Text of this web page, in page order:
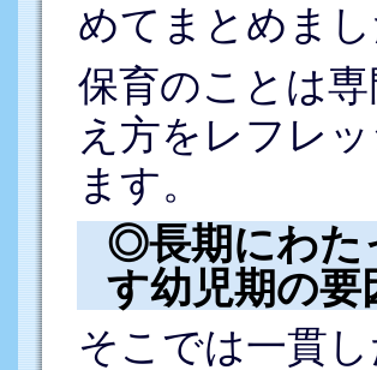
めてまとめまし
保育のことは
え方をレフレ
ます。
◎長期にわた
す幼児期の要
そこでは一貫